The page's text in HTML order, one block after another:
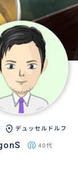
デュッセルドルフ
40代